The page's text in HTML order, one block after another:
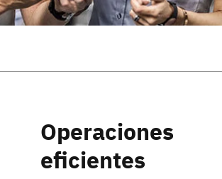
Operaciones
eficientes